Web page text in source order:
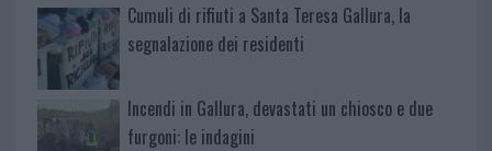
Cumuli di rifiuti a Santa Teresa Gallura, la
segnalazione dei residenti
Incendi in Gallura, devastati un chiosco e due
furgoni: le indagini